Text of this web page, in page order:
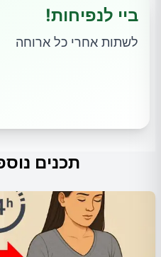
ביי לנפיחות!
לשתות אחרי כל ארוחה
תכנים